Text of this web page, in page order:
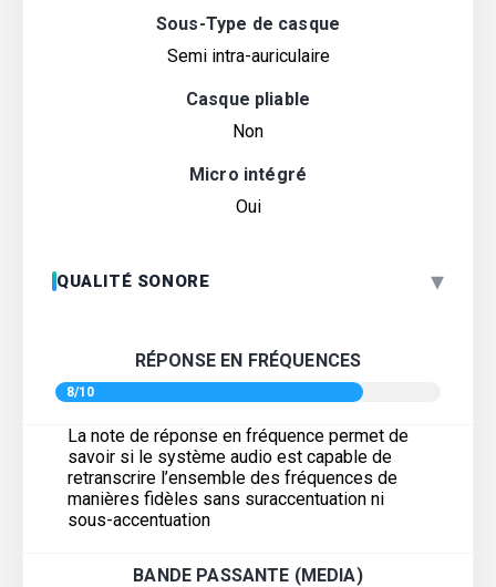
Sous-Type de casque
Semi intra-auriculaire
Casque pliable
Non
Micro intégré
Oui
QUALITÉ SONORE ▾
RÉPONSE EN FRÉQUENCES
8/10
La note de réponse en fréquence permet de
savoir si le système audio est capable de
retranscrire l’ensemble des fréquences de
manières fidèles sans suraccentuation ni
sous-accentuation
BANDE PASSANTE (MEDIA)